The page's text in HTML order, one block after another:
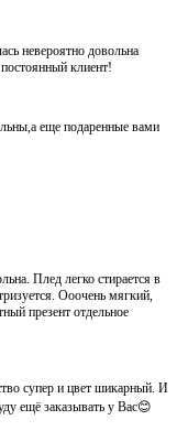
невероятно довольна
клиент!
еще подаренные вами
Плед легко стирается в
Ооочень мягкий,
презент отдельное
супер и цвет шикарный. И
ещё заказывать у Вас😊